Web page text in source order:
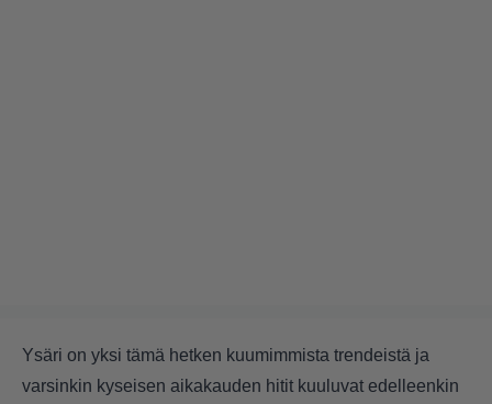
Ysäri on yksi tämä hetken kuumimmista trendeistä ja
varsinkin kyseisen aikakauden hitit kuuluvat edelleenkin